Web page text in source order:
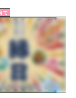
て